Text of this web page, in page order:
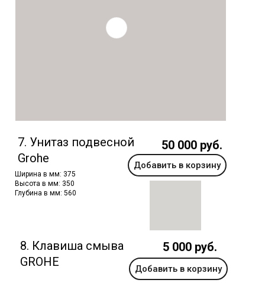
Добавить в корзину
Добавить в корзину
5 000 руб.
8. Клавиша смыва
GROHE
50 000 руб.
Ширина в мм: 375
Высота в мм: 350
Глубина в мм: 560
7. Унитаз подвесной
Grohe